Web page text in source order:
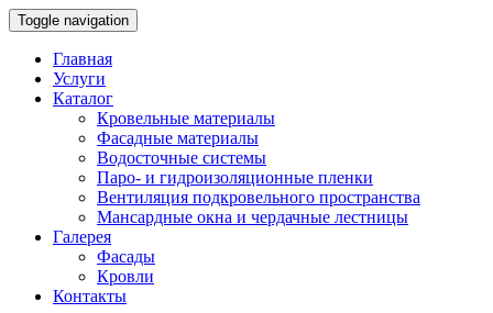
Toggle navigation
Главная
Услуги
Каталог
Кровельные материалы
Фасадные материалы
Водосточные системы
Паро- и гидроизоляционные пленки
Вентиляция подкровельного пространства
Мансардные окна и чердачные лестницы
Галерея
Фасады
Кровли
Контакты